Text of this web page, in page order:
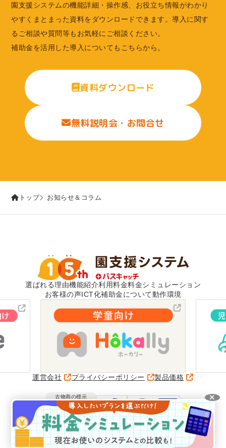
園支援システムの機能詳細・操作感、お役立ち情報がわかり
やすくまとまった資料をダウンロードできます。導入に関す
るご相談や質問等もお気軽にご相談ください。
補助金を活用した導入についてもこちらから。
資料ダウンロード
無料説明会・お問合せ
トップ お知らせ＆コラム
選ばれる理由機能紹介利用料金料金シミュレーション
お客様の声ICT化補助金について動作環境
運営会社 プライバシーポリシー 製品価格
古物商の標示
愛知県公安委員会
第541162315500号
VISH株式会社
© VISH Inc. All Rights Reserved.